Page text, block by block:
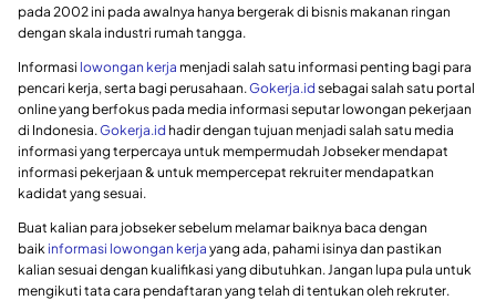
pada 2002 ini pada awalnya hanya bergerak di bisnis makanan ringan
dengan skala industri rumah tangga.
Informasi lowongan kerja menjadi salah satu informasi penting bagi para
pencari kerja, serta bagi perusahaan. Gokerja.id sebagai salah satu portal
online yang berfokus pada media informasi seputar lowongan pekerjaan
di Indonesia. Gokerja.id hadir dengan tujuan menjadi salah satu media
informasi yang terpercaya untuk mempermudah Jobseker mendapat
informasi pekerjaan & untuk mempercepat rekruiter mendapatkan
kadidat yang sesuai.
Buat kalian para jobseker sebelum melamar baiknya baca dengan
baik informasi lowongan kerja yang ada, pahami isinya dan pastikan
kalian sesuai dengan kualifikasi yang dibutuhkan. Jangan lupa pula untuk
mengikuti tata cara pendaftaran yang telah di tentukan oleh rekruter.